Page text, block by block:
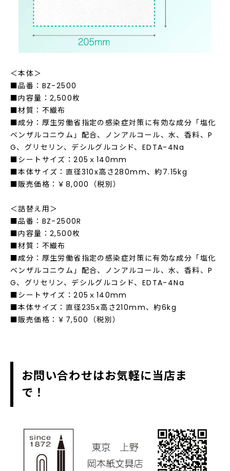
＜本体＞
■品番：BZ-2500
■内容量：2,500枚
■材質：不織布
■成分：厚生労働省指定の感染症対策に有効な成分「塩化
ベンザルコニウム」配合、ノンアルコール、水、香料、P
G、グリセリン、デシルグルコシド、EDTA-4Na
■シートサイズ：205ｘ140mm
■本体サイズ：直径310x高さ280mm、約7.15kg
■販売価格：￥8,000（税別）
＜詰替え用＞
■品番：BZ-2500R
■内容量：2,500枚
■材質：不織布
■成分：厚生労働省指定の感染症対策に有効な成分「塩化
ベンザルコニウム」配合、ノンアルコール、水、香料、P
G、グリセリン、デシルグルコシド、EDTA-4Na
■シートサイズ：205ｘ140mm
■本体サイズ：直径235x高さ210mm、約6kg
■販売価格：￥7,500（税別）
お問い合わせはお気軽に当店ま
で！